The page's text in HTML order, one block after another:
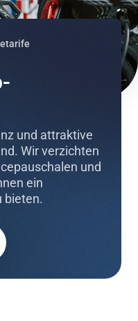
und attraktive
Wir verzichten
und
ein
bieten.